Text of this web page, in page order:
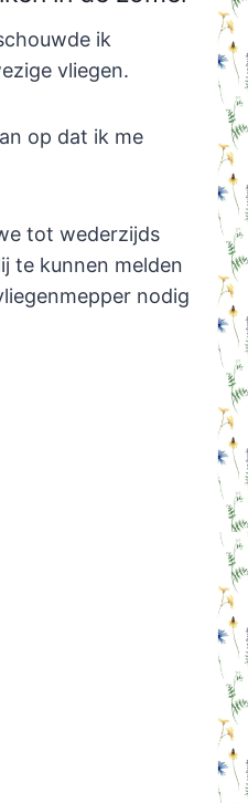
ik
vliegen.
op dat ik me
tot wederzijds
te kunnen melden
nodig